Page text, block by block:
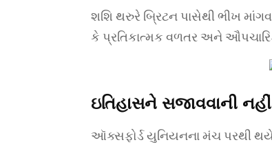
શશિ થરુરે બ્રિટન પાસેથી ભીખ
કે પ્રતિકાત્મક વળતર અને ઔપચારિક
ઇતિહાસને સજાવવાની
ઑક્સફોર્ડ યુનિયનના મંચ પરથી